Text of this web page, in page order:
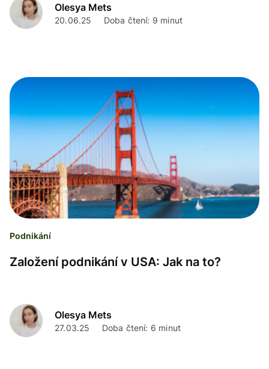
Olesya Mets
20.06.25 Doba čtení: 9 minut
Podnikání
Založení podnikání v USA: Jak na to?
Olesya Mets
27.03.25 Doba čtení: 6 minut